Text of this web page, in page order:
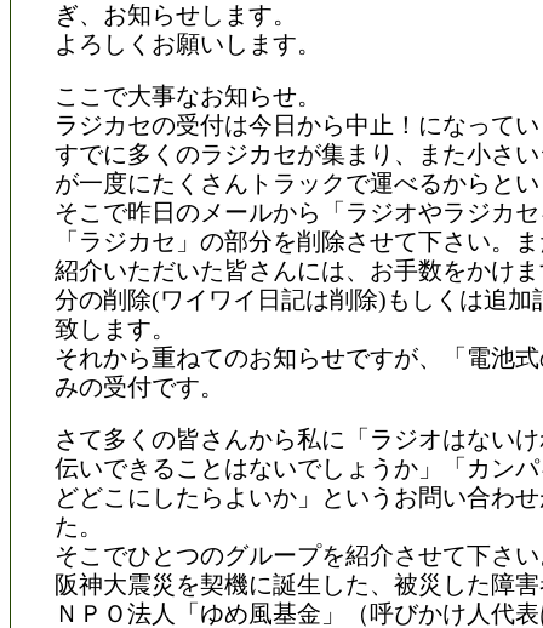
ぎ、お知らせします。
よろしくお願いします。
ここで大事なお知らせ。
ラジカセの受付は今日から中止！になって
すでに多くのラジカセが集まり、また小さ
が一度にたくさんトラックで運べるからと
そこで昨日のメールから「ラジオやラジカ
「ラジカセ」の部分を削除させて下さい。
紹介いただいた皆さんには、お手数をかけ
分の削除(ワイワイ日記は削除)もしくは追加
致します。
それから重ねてのお知らせですが、「電池
みの受付です。
さて多くの皆さんから私に「ラジオはない
伝いできることはないでしょうか」「カン
どどこにしたらよいか」というお問い合わ
た。
そこでひとつのグループを紹介させて下さ
阪神大震災を契機に誕生した、被災した障
ＮＰＯ法人「ゆめ風基金」（呼びかけ人代